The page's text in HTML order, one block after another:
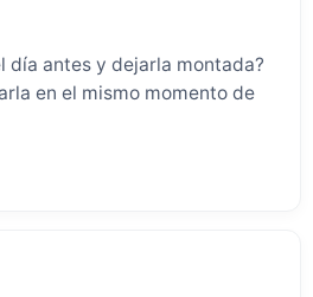
día antes y dejarla montada?
en el mismo momento de